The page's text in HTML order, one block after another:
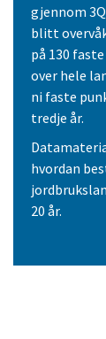
gjennom
blitt
på 130
over hele
ni faste
tredje år.
hvordan
20 år.